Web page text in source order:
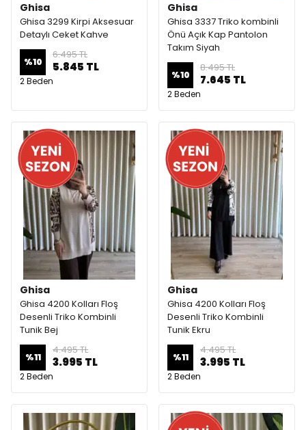
Ghisa
Ghisa 3299 Kirpi Aksesuar
Detaylı Ceket Kahve
%10
6.495 TL
5.845 TL
2 Beden
Ghisa
Ghisa 3337 Triko kombinli
Önü Açık Kap Pantolon
Takım Siyah
%10
8.495 TL
7.645 TL
2 Beden
Ghisa
Ghisa 4200 Kolları Floş
Desenli Triko Kombinli
Tunik Bej
%11
4.495 TL
3.995 TL
2 Beden
Ghisa
Ghisa 4200 Kolları Floş
Desenli Triko Kombinli
Tunik Ekru
%11
4.495 TL
3.995 TL
2 Beden